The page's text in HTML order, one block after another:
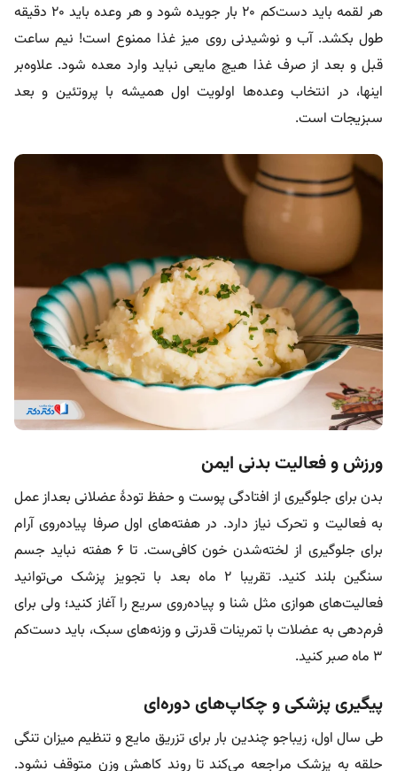
هر لقمه باید دست‌کم ۲۰ بار جویده شود و هر وعده باید ۲۰ دقیقه
طول بکشد. آب و نوشیدنی روی میز غذا ممنوع است! نیم ساعت
قبل‌ و بعد از صرف غذا هیچ مایعی نباید وارد معده شود. علاوه‌بر
اینها، در انتخاب وعده‌ها اولویت اول همیشه با پروتئین و بعد
سبزیجات است.
ورزش و فعالیت بدنی ایمن
بدن برای جلوگیری از افتادگی پوست و حفظ تودۀ عضلانی بعداز عمل
به فعالیت و تحرک نیاز دارد. در هفته‌های اول صرفا پیاده‌روی آرام
برای جلوگیری از لخته‌شدن خون کافی‌ست. تا ۶ هفته نباید جسم
سنگین بلند کنید. تقریبا ۲ ماه بعد با تجویز پزشک می‌توانید
فعالیت‌های هوازی مثل شنا و پیاده‌روی سریع را آغاز کنید؛ ولی برای
فرم‌دهی به عضلات با تمرینات قدرتی و وزنه‌های سبک، باید دست‌کم
۳ ماه صبر کنید.
پیگیری پزشکی و چکاپ‌های دوره‌ای
طی سال اول، زیباجو چندین بار برای تزریق مایع و تنظیم میزان تنگی
حلقه به پزشک مراجعه می‌کند تا روند کاهش وزن متوقف نشود.